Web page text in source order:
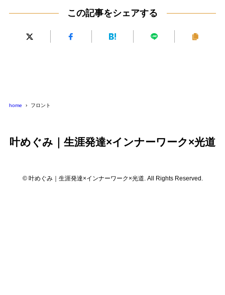
この記事をシェアする
home フロント
叶めぐみ｜生涯発達×インナーワーク×光道
© 叶めぐみ｜生涯発達×インナーワーク×光道. All Rights Reserved.